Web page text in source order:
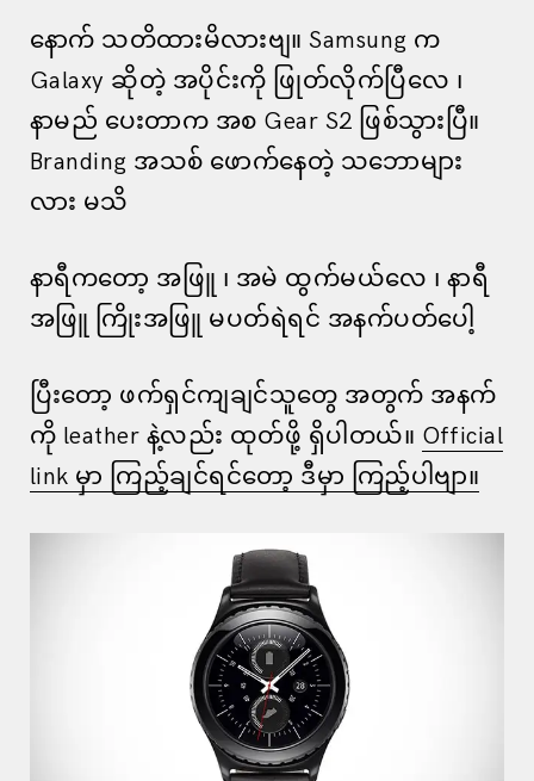
နောက် သတိထားမိလားဗျ။ Samsung က
Galaxy ဆိုတဲ့ အပိုင်းကို ဖြုတ်လိုက်ပြီလေ ၊
နာမည် ပေးတာက အစ Gear S2 ဖြစ်သွားပြီ။
Branding အသစ် ဖောက်နေတဲ့ သဘောများ
လား မသိ
နာရီကတော့ အဖြူ ၊ အမဲ ထွက်မယ်လေ ၊ နာရီ
အဖြူ ကြိုးအဖြူ မပတ်ရဲရင် အနက်ပတ်ပေါ့
ပြီးတော့ ဖက်ရှင်ကျချင်သူတွေ အတွက် အနက်
ကို leather နဲ့လည်း ထုတ်ဖို့ ရှိပါတယ်။ Official
link မှာ ကြည့်ချင်ရင်တော့ ဒီမှာ ကြည့်ပါဗျာ။